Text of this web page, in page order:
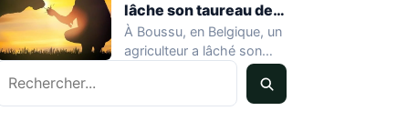
lâche son taureau de
800 kg
À Boussu, en Belgique, un
agriculteur a lâché son
taureau de 800 kilos sur…